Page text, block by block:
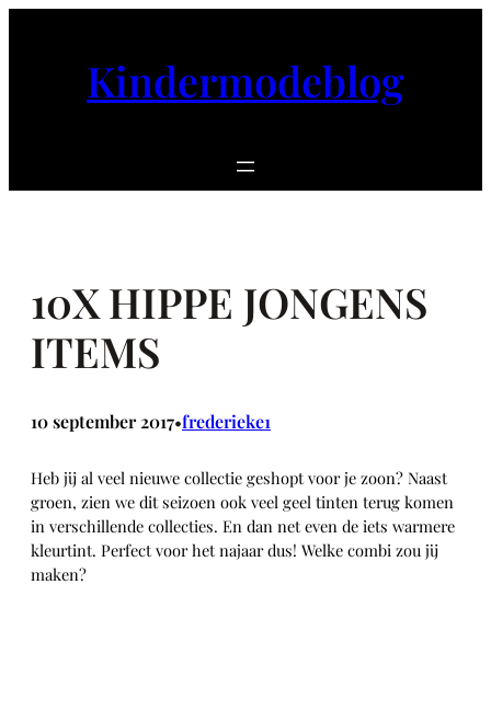
Kindermodeblog
10X HIPPE JONGENS
ITEMS
10 september 2017•frederieke1
Heb jij al veel nieuwe collectie geshopt voor je zoon? Naast
groen, zien we dit seizoen ook veel geel tinten terug komen
in verschillende collecties. En dan net even de iets warmere
kleurtint. Perfect voor het najaar dus! Welke combi zou jij
maken?